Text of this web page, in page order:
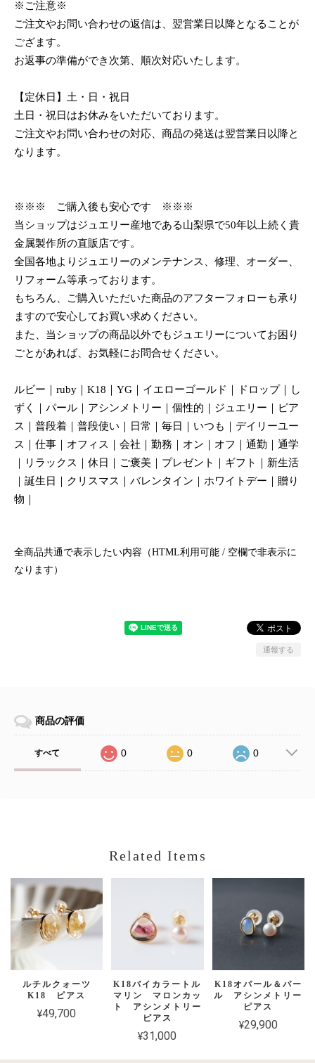
※ご注意※
ご注文やお問い合わせの返信は、翌営業日以降となることが
ござます。
お返事の準備ができ次第、順次対応いたします。
【定休日】土・日・祝日
土日・祝日はお休みをいただいております。
ご注文やお問い合わせの対応、商品の発送は翌営業日以降と
なります。
※※※ ご購入後も安心です ※※※
当ショップはジュエリー産地である山梨県で50年以上続く貴
金属製作所の直販店です。
全国各地よりジュエリーのメンテナンス、修理、オーダー、
リフォーム等承っております。
もちろん、ご購入いただいた商品のアフターフォローも承り
ますので安心してお買い求めください。
また、当ショップの商品以外でもジュエリーについてお困り
ごとがあれば、お気軽にお問合せください。
ルビー｜ruby｜K18｜YG｜イエローゴールド｜ドロップ｜し
ずく｜パール｜アシンメトリー｜個性的｜ジュエリー｜ピア
ス｜普段着｜普段使い｜日常｜毎日｜いつも｜デイリーユー
ス｜仕事｜オフィス｜会社｜勤務｜オン｜オフ｜通勤｜通学
｜リラックス｜休日｜ご褒美｜プレゼント｜ギフト｜新生活
｜誕生日｜クリスマス｜バレンタイン｜ホワイトデー｜贈り
物｜
全商品共通で表示したい内容（HTML利用可能 / 空欄で非表示に
なります）
通報する
商品の評価
すべて 0 0 0
Related Items
ルチルクォーツ
K18 ピアス
¥49,700
K18バイカラートル
マリン マロンカッ
ト アシンメトリー
ピアス
¥31,000
K18オパール＆パー
ル アシンメトリー
ピアス
¥29,900